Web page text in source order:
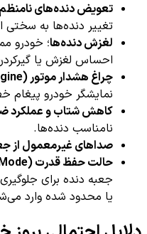
تعویض دنده‌های
تغییر دنده‌ها به سختی
لغزش دنده‌ها؛ خودرو
احساس لغزش یا
چراغ هشدار موتور (Check Engine) روشن می‌شود
نمایشگر خودرو پیغام
کاهش شتاب و عملکرد
نامناسب دنده‌ها.
صداهای غیرمعمول از
حالت حفظ قدرت (Limp Mode)
جعبه دنده برای
یا محدود شده وارد